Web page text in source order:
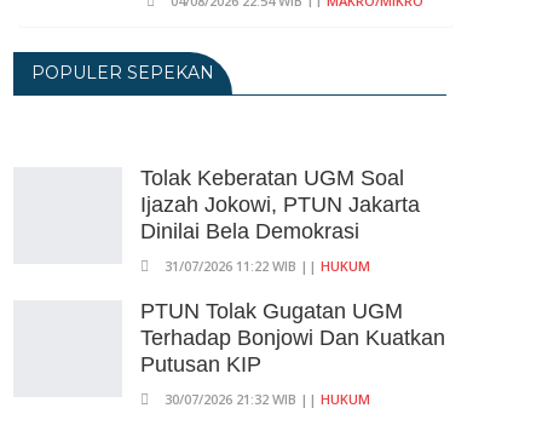
Dokter Tifa Praperadilankan
Kejaksaan
Adriansyah Akan
Praperadilankan Kejagung Dan
Polisi
04/08/2026 17:11 WIB || HUKUM
Sebaiknya Eko Sulistyo Jadi
Justice Collaborator
POPULER SEPEKAN
Tolak Keberatan UGM Soal
Ijazah Jokowi, PTUN Jakarta
Dinilai Bela Demokrasi
31/07/2026 11:22 WIB || HUKUM
PTUN Tolak Gugatan UGM
Terhadap Bonjowi Dan Kuatkan
Putusan KIP
30/07/2026 21:32 WIB || HUKUM